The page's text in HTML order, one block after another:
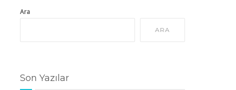
Ara
ARA
Son Yazılar